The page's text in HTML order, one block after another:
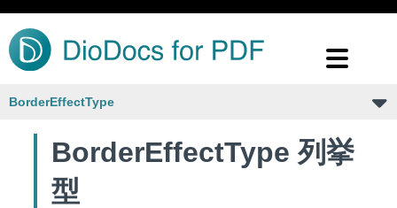
BorderEffectType
BorderEffectType 列挙
型